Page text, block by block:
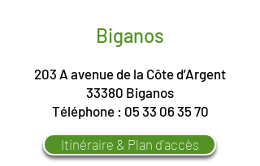
Biganos
203 A avenue de la Côte d’Argent
33380 Biganos
Téléphone : 05 33 06 35 70
Itinéraire & Plan d'accès